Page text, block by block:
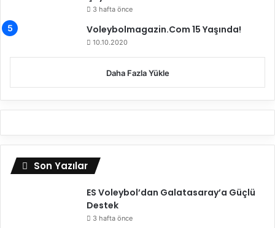
n
ı
l
d
ı
3 hafta önce
Voleybolmagazin.Com 15 Yaşında!
10.10.2020
Daha Fazla Yükle
Son Yazılar
ES Voleybol’dan Galatasaray’a Güçlü
Destek
3 hafta önce